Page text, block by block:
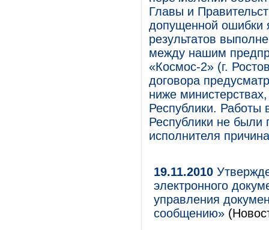
Главы и
допущенной ошибки
результатов
между нашим
«Космос-2» (г.
договора
ниже
Республики. Работы
Республики не
исполнителя
19.11.2010
электронного
управления
сообщению»